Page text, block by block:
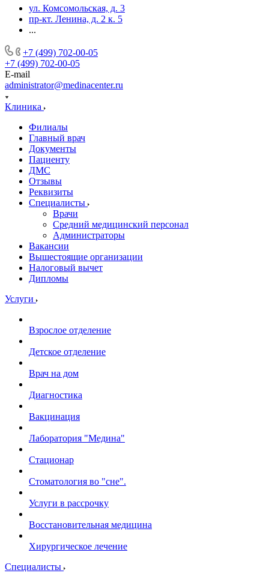
ул. Комсомольская, д. 3
пр-кт. Ленина, д. 2 к. 5
...
+7 (499) 702-00-05
+7 (499) 702-00-05
E-mail
administrator@medinacenter.ru
Клиника
Филиалы
Главный врач
Документы
Пациенту
ДМС
Отзывы
Реквизиты
Специалисты
Врачи
Средний медицинский персонал
Администраторы
Вакансии
Вышестоящие организации
Налоговый вычет
Дипломы
Услуги
Взрослое отделение
Детское отделение
Врач на дом
Диагностика
Вакцинация
Лаборатория "Медина"
Стационар
Стоматология во "сне".
Услуги в рассрочку
Восстановительная медицина
Хирургическое лечение
Специалисты